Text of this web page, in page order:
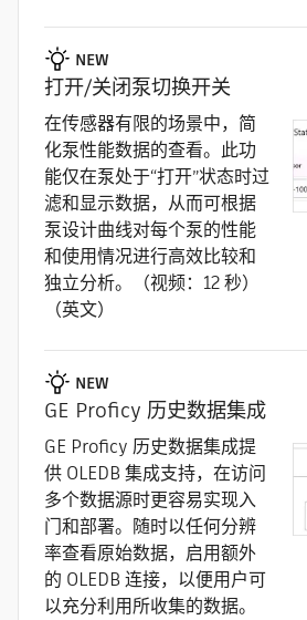
NEW
打开/关闭泵切换开关
在传感器有限的场景中，简
化泵性能数据的查看。此功
能仅在泵处于“打开”状态时过
滤和显示数据，从而可根据
泵设计曲线对每个泵的性能
和使用情况进行高效比较和
独立分析。（视频：12 秒）
（英文）
NEW
GE Proficy 历史数据集成
GE Proficy 历史数据集成提
供 OLEDB 集成支持，在访问
多个数据源时更容易实现入
门和部署。随时以任何分辨
率查看原始数据，启用额外
的 OLEDB 连接，以便用户可
以充分利用所收集的数据。